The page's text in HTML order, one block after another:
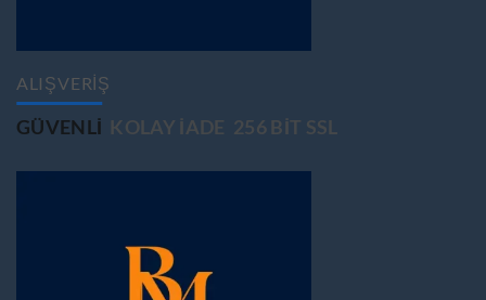
ALIŞVERİŞ
GÜVENLİ KOLAY İADE 256 BİT SSL